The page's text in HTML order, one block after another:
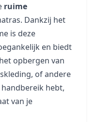
ruime
Dankzij het
is deze
en biedt
opbergen van
of andere
hebt,
van je